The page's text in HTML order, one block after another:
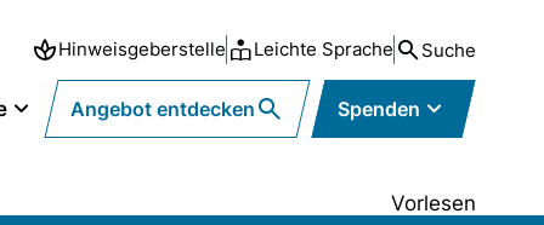
Hinweisgeberstelle Leichte Sprache Suche
Angebot entdecken Spenden
Vorlesen